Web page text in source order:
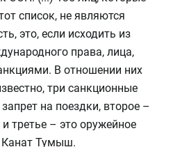
список, не являются
это, если исходить из
права, лица,
В отношении них
три санкционные
на поездки, второе –
третье – это оружейное
Канат Тумыш.